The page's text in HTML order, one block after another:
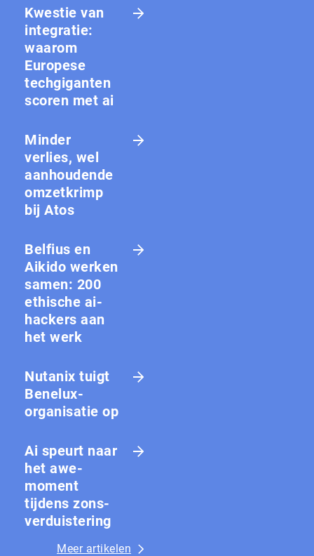
Kwestie van
integratie:
waarom
Europese
techgiganten
scoren met ai
Minder
verlies, wel
aanhoudende
omzetkrimp
bij Atos
Belfius en
Aikido werken
samen: 200
ethische ai-
hackers aan
het werk
Nutanix tuigt
Benelux-
organisatie op
Ai speurt naar
het awe-
moment
tijdens zons­
ver­duis­te­ring
Meer artikelen